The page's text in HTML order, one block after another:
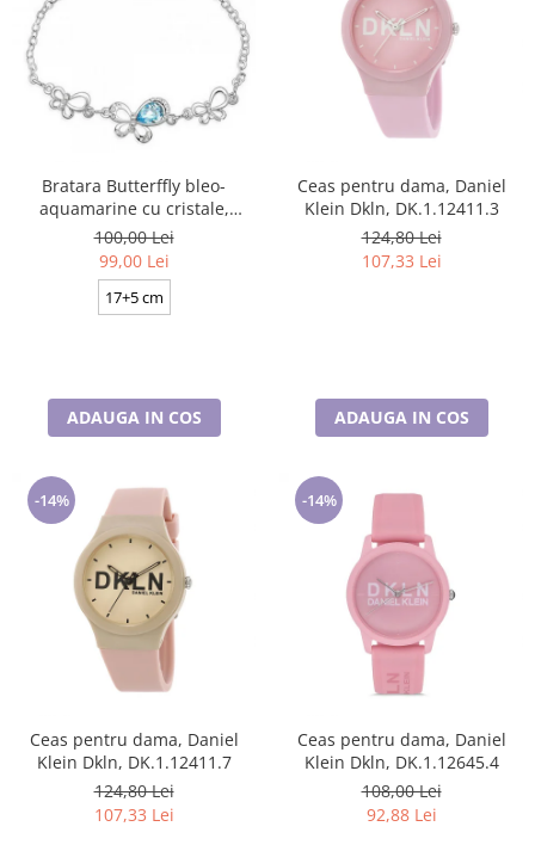
Bratara Butterffly bleo-
aquamarine cu cristale,
placata cu aur 18K
100,00 Lei
99,00 Lei
17+5 cm
ADAUGA IN COS
Ceas pentru dama, Daniel
Klein Dkln, DK.1.12411.3
124,80 Lei
107,33 Lei
ADAUGA IN COS
-14%
Ceas pentru dama, Daniel
Klein Dkln, DK.1.12411.7
124,80 Lei
107,33 Lei
-14%
Ceas pentru dama, Daniel
Klein Dkln, DK.1.12645.4
108,00 Lei
92,88 Lei